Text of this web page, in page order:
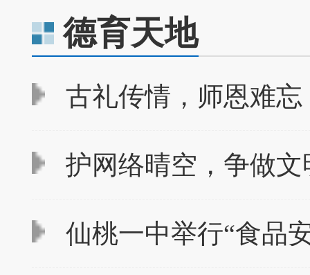
德育天地
古礼传情，师恩难忘
护网络晴空，争做文
仙桃一中举行“食品